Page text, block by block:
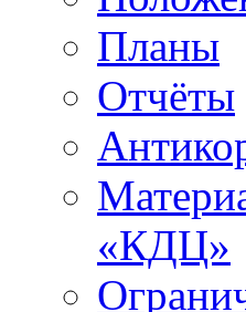
Планы
Отчёты
«КДЦ»